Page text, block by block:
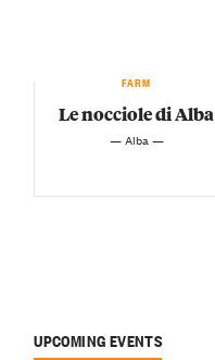
FARM
Le nocciole di Alba
— Alba —
UPCOMING EVENTS